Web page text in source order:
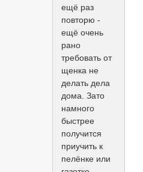
ещё раз
повторю -
ещё очень
рано
требовать от
щенка не
делать дела
дома. Зато
намного
быстрее
получится
приучить к
пелёнке или